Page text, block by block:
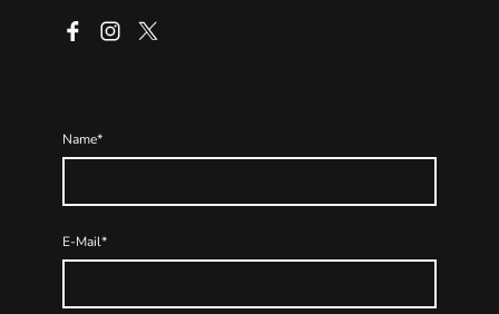
Name*
E-Mail*